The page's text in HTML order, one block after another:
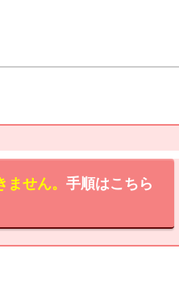
せん。 手順はこちら